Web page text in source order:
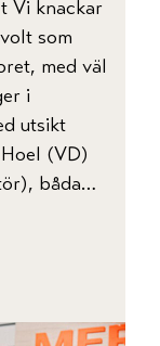
Vi knackar
som
med väl
i
utsikt
(VD)
båda…